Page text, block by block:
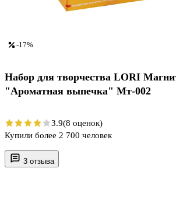
3 отзыва
-17%
Набор для творчества LORI
"Ароматная выпечка" Мт-002
3.9(8 оценок)
Купили более 2 700 человек